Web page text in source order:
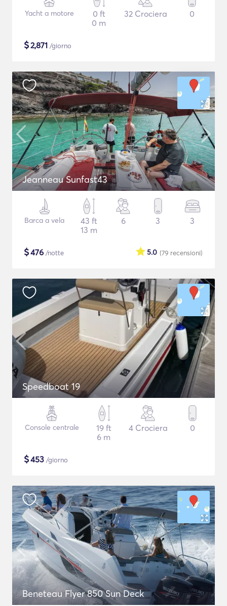
Yacht a motore
0 ft
0 m
32 Crociera 0
$2,871 /giorno
Jeanneau Sunfast43
Barca a vela
43 ft
13 m
6 3 3
$476 /notte (79 recensioni)
5.0
Speedboat 19
Console centrale
19 ft
6 m
4 Crociera 0
$453 /giorno
Beneteau Flyer 850 Sun Deck